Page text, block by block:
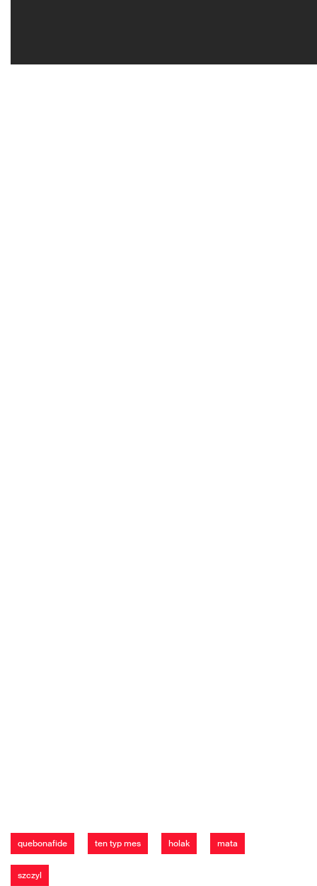
quebonafide ten typ mes holak mata
szczyl